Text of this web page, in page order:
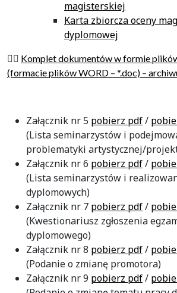
magisterskiej
Karta zbiorcza oceny
dyplomowej
👉🏻 Komplet dokumentów w formie
(formacie plików WORD – *.doc) –
Załącznik nr 5 pobierz pdf/
(Lista seminarzystów i
problematyki artystycznej/
Załącznik nr 6 pobierz pdf/
(Lista seminarzystów i
dyplomowych)
Załącznik nr 7 pobierz pdf/
(Kwestionariusz zgłoszenia
dyplomowego)
Załącznik nr 8 pobierz pdf/
(Podanie o zmianę promotora)
Załącznik nr 9 pobierz pdf/